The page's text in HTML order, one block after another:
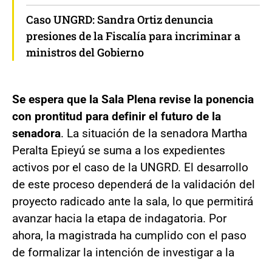
Caso UNGRD: Sandra Ortiz denuncia
presiones de la Fiscalía para incriminar a
ministros del Gobierno
Se espera que la Sala Plena revise la ponencia
con prontitud para definir el futuro de la
senadora. La situación de la senadora Martha
Peralta Epieyú se suma a los expedientes
activos por el caso de la UNGRD. El desarrollo
de este proceso dependerá de la validación del
proyecto radicado ante la sala, lo que permitirá
avanzar hacia la etapa de indagatoria. Por
ahora, la magistrada ha cumplido con el paso
de formalizar la intención de investigar a la